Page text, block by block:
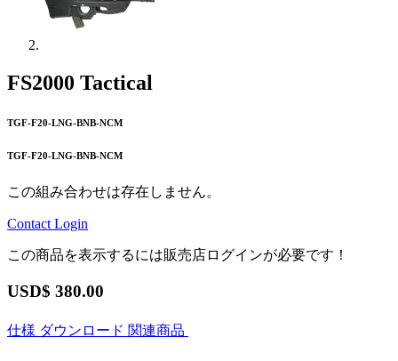
FS2000 Tactical
TGF-F20-LNG-BNB-NCM
TGF-F20-LNG-BNB-NCM
この組み合わせは存在しません。
Contact Login
この商品を表示するには販売店ログインが必要です！
USD$ 380.00
仕様 ダウンロード 関連商品